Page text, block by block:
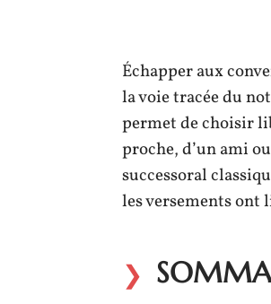
Échapper aux
la voie tracée du
permet de choisir
proche, d’un ami
successoral
les versements ont